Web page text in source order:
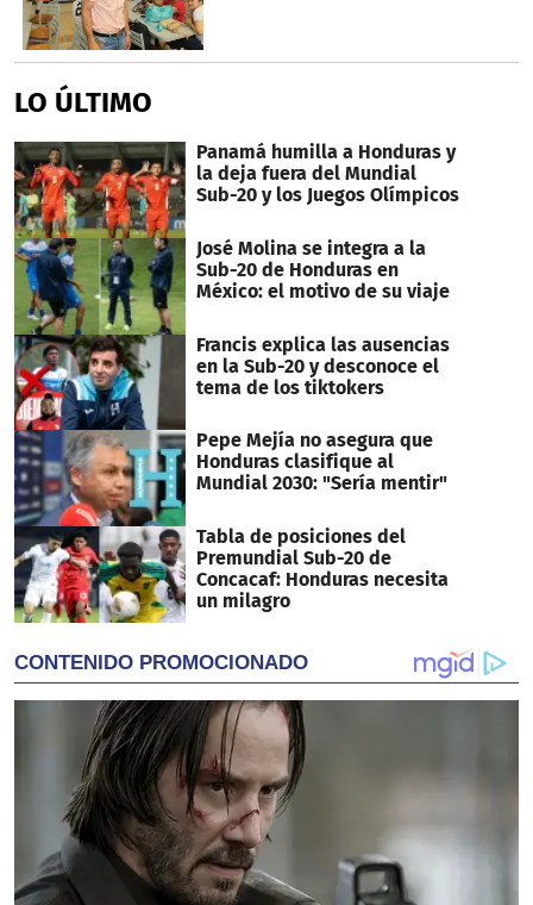
LO ÚLTIMO
Panamá humilla a Honduras y
la deja fuera del Mundial
Sub-20 y los Juegos Olímpicos
José Molina se integra a la
Sub-20 de Honduras en
México: el motivo de su viaje
Francis explica las ausencias
en la Sub-20 y desconoce el
tema de los tiktokers
Pepe Mejía no asegura que
Honduras clasifique al
Mundial 2030: "Sería mentir"
Tabla de posiciones del
Premundial Sub-20 de
Concacaf: Honduras necesita
un milagro